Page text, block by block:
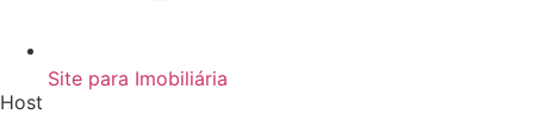
Site para Imobiliária
Host